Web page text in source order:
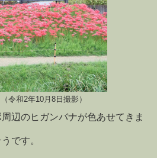
令和2年10月8日撮影）
辺のヒガンバナが色あせてきま
です。